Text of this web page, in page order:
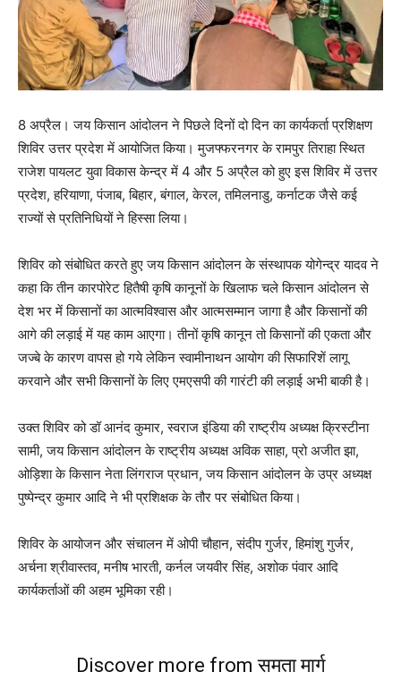
8 अप्रैल। जय किसान आंदोलन ने पिछले दिनों दो दिन का कार्यकर्ता प्रशिक्षण
शिविर उत्तर प्रदेश में आयोजित किया। मुजफ्फरनगर के रामपुर तिराहा स्थित
राजेश पायलट युवा विकास केन्द्र में 4 और 5 अप्रैल को हुए इस शिविर में उत्तर
प्रदेश, हरियाणा, पंजाब, बिहार, बंगाल, केरल, तमिलनाडु, कर्नाटक जैसे कई
राज्यों से प्रतिनिधियों ने हिस्सा लिया।
शिविर को संबोधित करते हुए जय किसान आंदोलन के संस्थापक योगेन्द्र यादव ने
कहा कि तीन कारपोरेट हितैषी कृषि कानूनों के खिलाफ चले किसान आंदोलन से
देश भर में किसानों का आत्मविश्वास और आत्मसम्मान जागा है और किसानों की
आगे की लड़ाई में यह काम आएगा। तीनों कृषि कानून तो किसानों की एकता और
जज्बे के कारण वापस हो गये लेकिन स्वामीनाथन आयोग की सिफारिशें लागू
करवाने और सभी किसानों के लिए एमएसपी की गारंटी की लड़ाई अभी बाकी है।
उक्त शिविर को डॉ आनंद कुमार, स्वराज इंडिया की राष्ट्रीय अध्यक्ष क्रिस्टीना
सामी, जय किसान आंदोलन के राष्ट्रीय अध्यक्ष अविक साहा, प्रो अजीत झा,
ओड़िशा के किसान नेता लिंगराज प्रधान, जय किसान आंदोलन के उप्र अध्यक्ष
पुष्पेन्द्र कुमार आदि ने भी प्रशिक्षक के तौर पर संबोधित किया।
शिविर के आयोजन और संचालन में ओपी चौहान, संदीप गुर्जर, हिमांशु गुर्जर,
अर्चना श्रीवास्तव, मनीष भारती, कर्नल जयवीर सिंह, अशोक पंवार आदि
कार्यकर्ताओं की अहम भूमिका रही।
Discover more from समता मार्ग